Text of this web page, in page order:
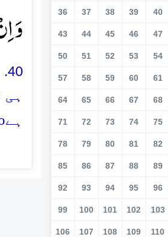
وَ
ہی
ہے
36 37 38 39 40
43 44 45 46 47
50 51 52 53 54
57 58 59 60 61
64 65 66 67 68
71 72 73 74 75
78 79 80 81 82
85 86 87 88 89
92 93 94 95 96
99 100 101 102 103
106 107 108 109 110